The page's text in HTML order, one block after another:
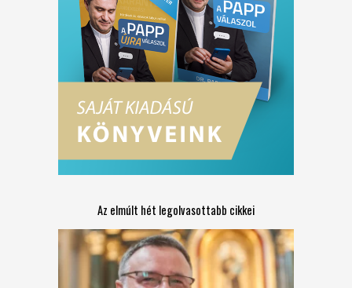
Az elmúlt hét legolvasottabb cikkei